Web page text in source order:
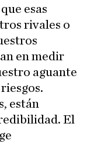
esas
rivales o
en medir
aguante
están
El